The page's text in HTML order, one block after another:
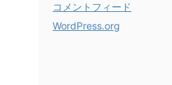
コメントフィード
WordPress.org